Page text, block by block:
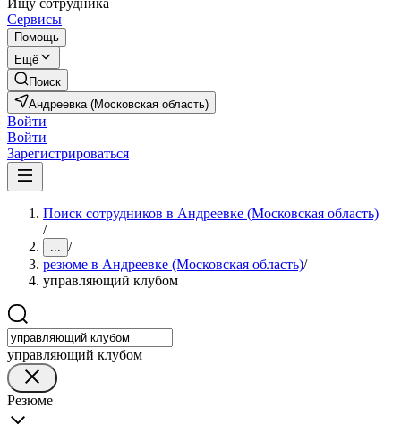
Ищу сотрудника
Сервисы
Помощь
Ещё
Поиск
Андреевка (Московская область)
Войти
Войти
Зарегистрироваться
Поиск сотрудников в Андреевке (Московская область)
/
... /
резюме в Андреевке (Московская область)/
управляющий клубом
управляющий клубом
Резюме